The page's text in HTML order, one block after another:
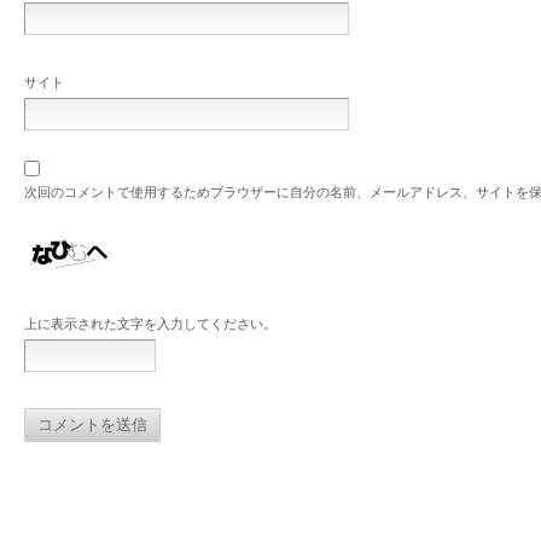
サイト
次回のコメントで使用するためブラウザーに自分の名前、メールアドレス、サイトを
上に表示された文字を入力してください。